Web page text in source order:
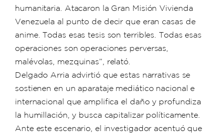
humanitaria. Atacaron la Gran Misión Vivienda
Venezuela al punto de decir que eran casas de
anime. Todas esas tesis son terribles. Todas esas
operaciones son operaciones perversas,
malévolas, mezquinas”, relató.
Delgado Arria advirtió que estas narrativas se
sostienen en un aparataje mediático nacional e
internacional que amplifica el daño y profundiza
la humillación, y busca capitalizar políticamente.
Ante este escenario, el investigador acentuó que